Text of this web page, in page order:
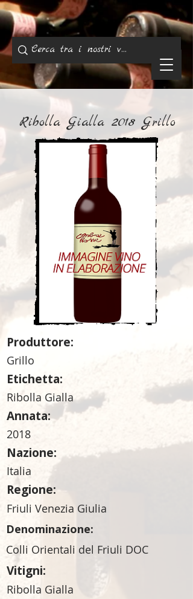
Ribolla Gialla 2018 Grillo
Produttore:
Grillo
Etichetta:
Ribolla Gialla
Annata:
2018
Nazione:
Italia
Regione:
Friuli Venezia Giulia
Denominazione:
Colli Orientali del Friuli DOC
Vitigni:
Ribolla Gialla